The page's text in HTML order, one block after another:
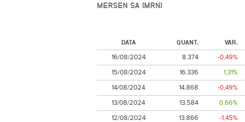
MERSEN SA (MRN)
DATA QUANT. VAR.
16/08/2024 8.374 -0,49%
15/08/2024
16.336 1,31%
14/08/2024
14.868 -0,49%
13/08/2024
13.584 0,66%
12/08/2024
13.866 -1,45%